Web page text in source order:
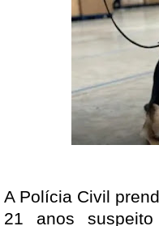
A Polícia Civil
21 anos